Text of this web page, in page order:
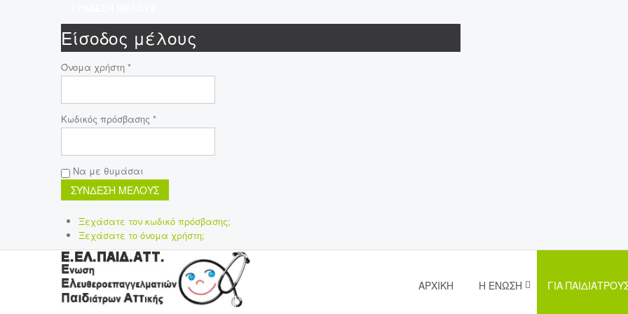
Είσοδος μέλους
Όνομα χρήστη *
Κωδικός πρόσβασης *
Να με θυμάσαι
Ξεχάσατε τον κωδικό πρόσβασης;
Ξεχάσατε το όνομα χρήστη;
ΑΡΧΙΚΉ Η ΈΝΩΣΗ ΓΙΑ